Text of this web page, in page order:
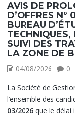
AVIS DE
D’OFFRES N°
BUREAU
SUIVI DES
LA ZONE DE
04/08/2026
0
La Société de
l’ensemble des
03/2026 que le délai